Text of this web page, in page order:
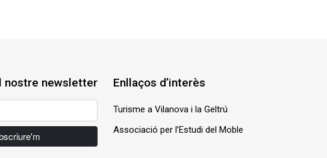
nostre newsletter Enllaços d’interès
Turisme a Vilanova i la Geltrú
Associació per l’Estudi del Moble